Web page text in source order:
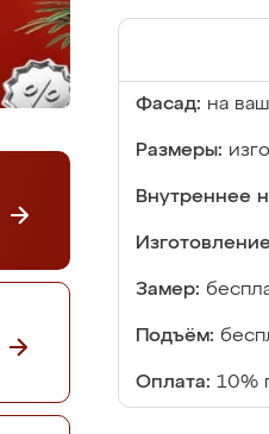
Фасад: на
Размеры:
Внутреннее
Замер:
Подъём:
Оплата: 10%